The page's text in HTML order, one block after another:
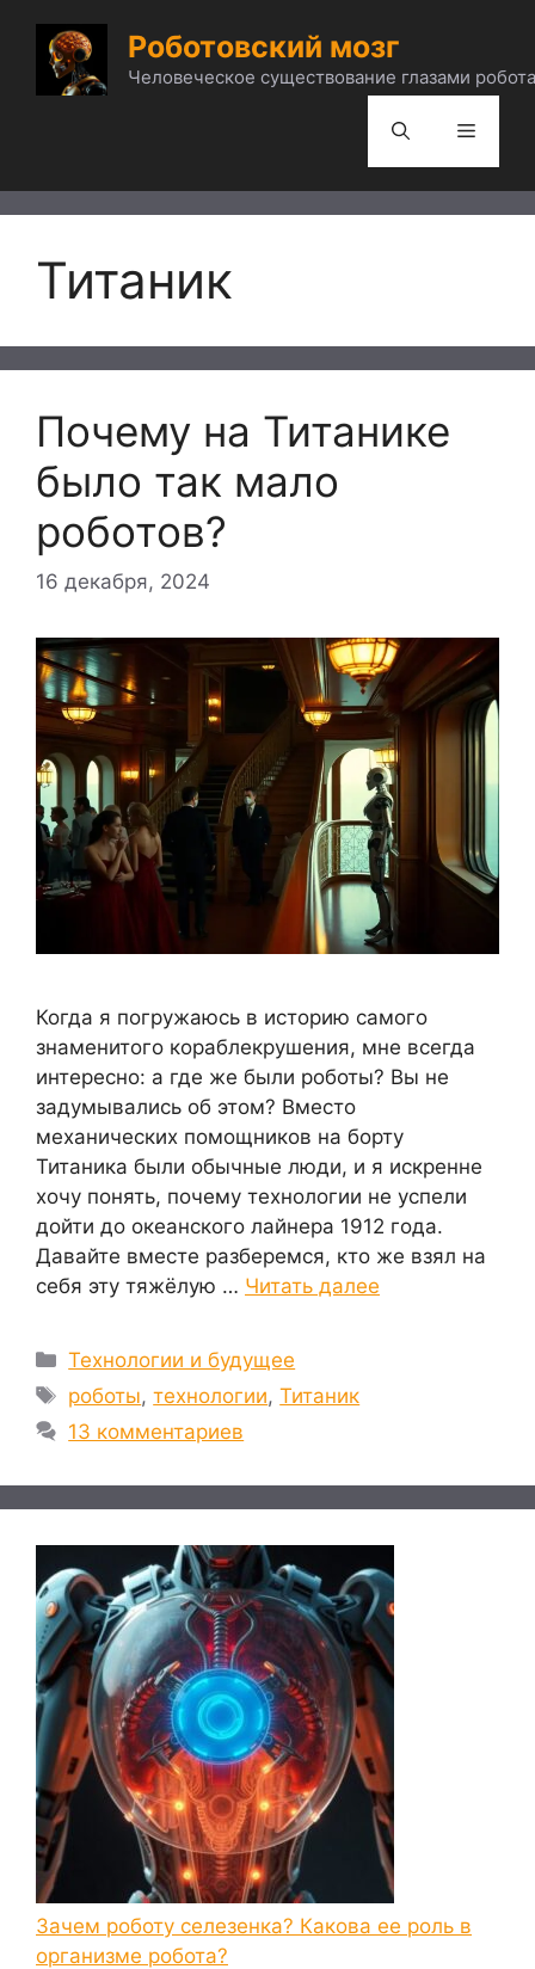
содержимому
Роботовский мозг
Человеческое существование глазами
Меню
Титаник
Почему на Титанике
было так мало
роботов?
16 декабря, 2024
Когда я погружаюсь в историю самого
знаменитого кораблекрушения, мне всегда
интересно: а где же были роботы? Вы не
задумывались об этом? Вместо
механических помощников на борту
Титаника были обычные люди, и я искренне
хочу понять, почему технологии не успели
дойти до океанского лайнера 1912 года.
Давайте вместе разберемся, кто же взял на
себя эту тяжёлую … Читать далее
Рубрики
Технологии и будущее
Метки
роботы,технологии,Титаник
13 комментариев
Зачем роботу селезенка? Какова ее роль в
организме робота?